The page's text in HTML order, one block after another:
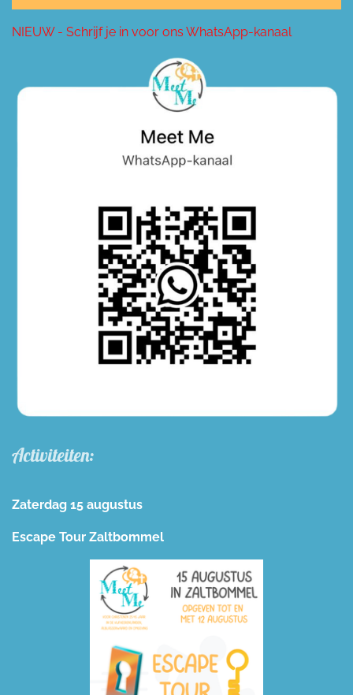
NIEUW - Schrijf je in voor ons WhatsApp-kanaal
Activiteiten:
Zaterdag 15 augustus
Escape Tour Zaltbommel